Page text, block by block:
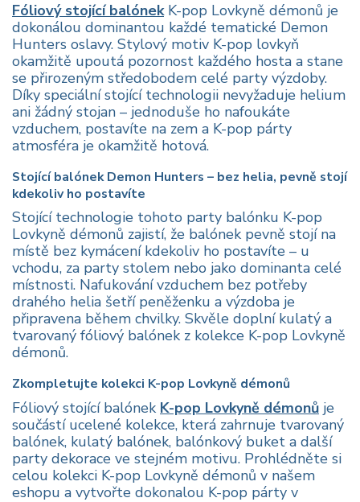
Fóliový stojící balónekK-pop Lovkyně démonů je
dokonálou dominantou každé tematické Demon
Hunters oslavy. Stylový motiv K-pop lovkyň
okamžitě upoutá pozornost každého hosta a stane
se přirozeným středobodem celé party výzdoby.
Díky speciální stojící technologii nevyžaduje helium
ani žádný stojan – jednoduše ho nafoukáte
vzduchem, postavíte na zem a K-pop párty
atmosféra je okamžitě hotová.
Stojící balónek Demon Hunters – bez helia, pevně stojí
kdekoliv ho postavíte
Stojící technologie tohoto party balónku K-pop
Lovkyně démonů zajistí, že balónek pevně stojí na
místě bez kymácení kdekoliv ho postavíte – u
vchodu, za party stolem nebo jako dominanta celé
místnosti. Nafukování vzduchem bez potřeby
drahého helia šetří peněženku a výzdoba je
připravena během chvilky. Skvěle doplní kulatý a
tvarovaný fóliový balónek z kolekce K-pop Lovkyně
démonů.
Zkompletujte kolekci K-pop Lovkyně démonů
Fóliový stojící balónek K-pop Lovkyně démonů je
součástí ucelené kolekce, která zahrnuje tvarovaný
balónek, kulatý balónek, balónkový buket a další
party dekorace ve stejném motivu. Prohlédněte si
celou kolekci K-pop Lovkyně démonů v našem
eshopu a vytvořte dokonalou K-pop párty v